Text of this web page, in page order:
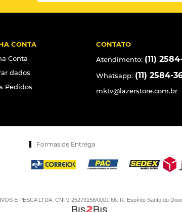
CONTA
Conta
dados
Pedidos
CONTATO
Atendimento: (11)
Whatsapp: (11) 2584-
mktv@lazerstore.com.br
Formas de Entrega
E PESCA LTDA. CNPJ 25273158/0001.66. R. Espírito Santo do